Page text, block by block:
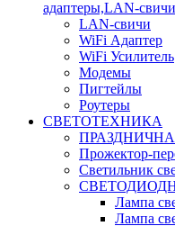
адаптеры,LAN-
LAN-свичи
WiFi Адаптер
WiFi Усилитель
Модемы
Пигтейлы
Роутеры
СВЕТОТЕХНИКА
Прожектор-
Светильник
Лампа
Лампа